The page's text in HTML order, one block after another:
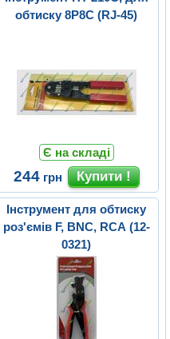
обтиску 8P8C (RJ-45)
Є на складі
244 грн
Інструмент для обтиску
роз'ємів F, BNC, RCA (12-
0321)